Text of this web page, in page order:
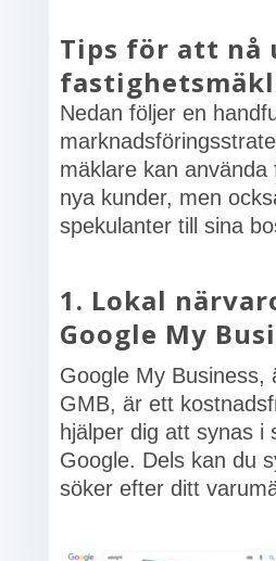
Tips för att nå
Nedan följer en
mäklare kan
nya kunder, men
spekulanter till sina
1. Lokal
Google My
Google My Business,
GMB, är ett
hjälper dig att synas i
Google. Dels kan du
söker efter ditt